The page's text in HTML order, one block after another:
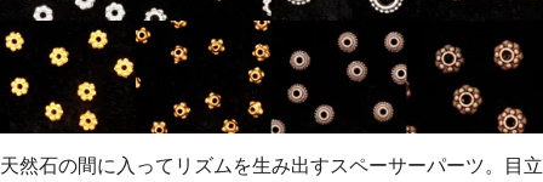
天然石の間に入ってリズムを生み出すスペーサーパーツ。目立